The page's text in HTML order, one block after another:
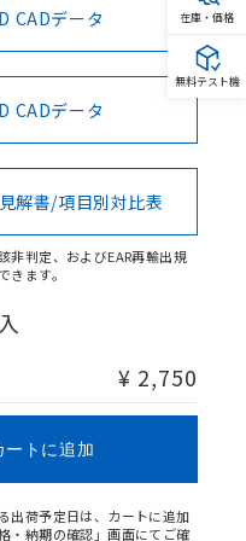
CADデータ
CADデータ
解書/項目別対比表
非判定、およびEAR再輸出規
きます。
¥ 2,750
ートに追加
出荷予定日は、カートに追加
・納期の確認」画面にてご確
在庫・価格
無料テスト機